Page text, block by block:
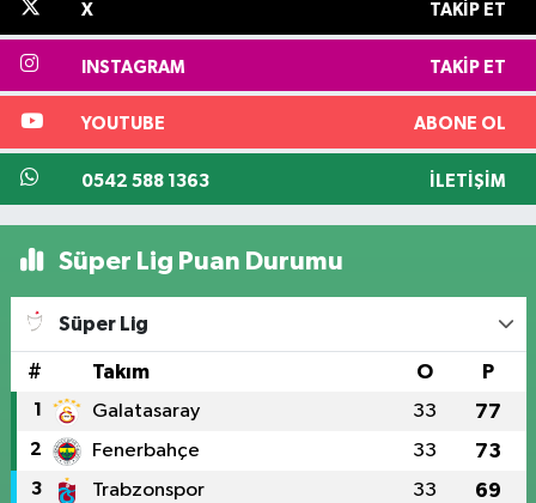
X TAKIP ET
INSTAGRAM TAKIP ET
YOUTUBE ABONE OL
0542 588 1363 İLETIŞIM
Süper Lig Puan Durumu
Süper Lig
# Takım O P
1 Galatasaray 33 77
2 Fenerbahçe 33 73
3 Trabzonspor 33 69